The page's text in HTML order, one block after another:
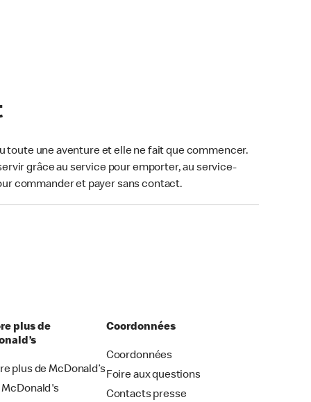
toute une aventure et elle ne fait que commencer.
grâce au service pour emporter, au service-
commander et payer sans contact.
plus de
plus de McDonald’s
McDonald's
Coordonnées
Coordonnées
Foire aux questions
Contacts presse